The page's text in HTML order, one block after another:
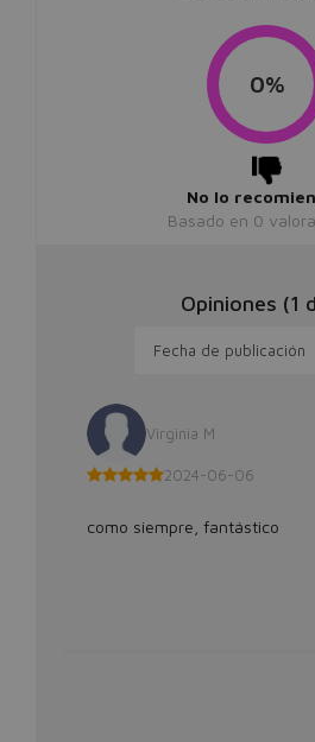
0%
No lo
Basado en 0
Opiniones (1
Virginia M
2024-06-06
como siempre, fantástico